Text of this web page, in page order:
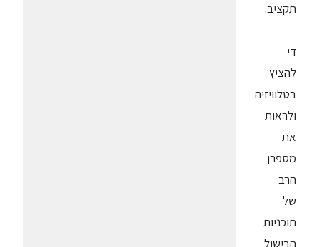
תקציב.
די
להציץ
בטלוויזיה
ולראות
את
מספרן
הרב
של
תוכניות
הבישול